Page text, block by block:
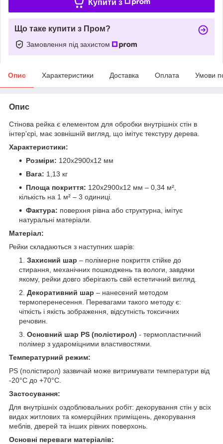
Купити з
Що таке купити з Пром?
Замовлення під захистом
Опис Характеристики Доставка Оплата Умови
Опис
Стінова рейка є елементом для обробки внутрішніх стін в
інтер'єрі, має зовнішній вигляд, що імітує текстуру дерева.
Характеристики:
Розміри: 120х2900х12 мм
Вага: 1,13 кг
Площа покриття: 120х2900х12 мм – 0,34 м²,
кількість на 1 м² – 3 одиниці.
Фактура: поверхня рівна або структурна, імітує
натуральні матеріали.
Матеріал:
Рейки складаються з наступних шарів:
Захисний шар – полімерне покриття стійке до
стирання, механічних пошкоджень та вологи, завдяки
якому, рейки довго зберігають свій естетичний вигляд.
Декоративний шар – нанесений методом
термоперенесення. Перевагами такого методу є:
чіткість і якість зображення, відсутність токсичних
речовин.
Основний шар PS (полістирол) - термопластичний
полімер з удароміцними властивостями.
Температурний режим:
PS (полістирол) зазвичай може витримувати температури від
-20°C до +70°C.
Застосування:
Для внутрішніх оздоблювальних робіт: декорування стін у всіх
видах житлових та комерційних приміщень, декорування
меблів, дверей та інших рівних поверхонь.
Основні переваги матеріалів: